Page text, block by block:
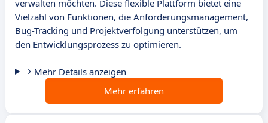
verwalten möchten. Diese flexible Plattform bietet eine
Vielzahl von Funktionen, die Anforderungsmanagement,
Bug-Tracking und Projektverfolgung unterstützen, um
den Entwicklungsprozess zu optimieren.
Mehr Details anzeigen
Mehr erfahren